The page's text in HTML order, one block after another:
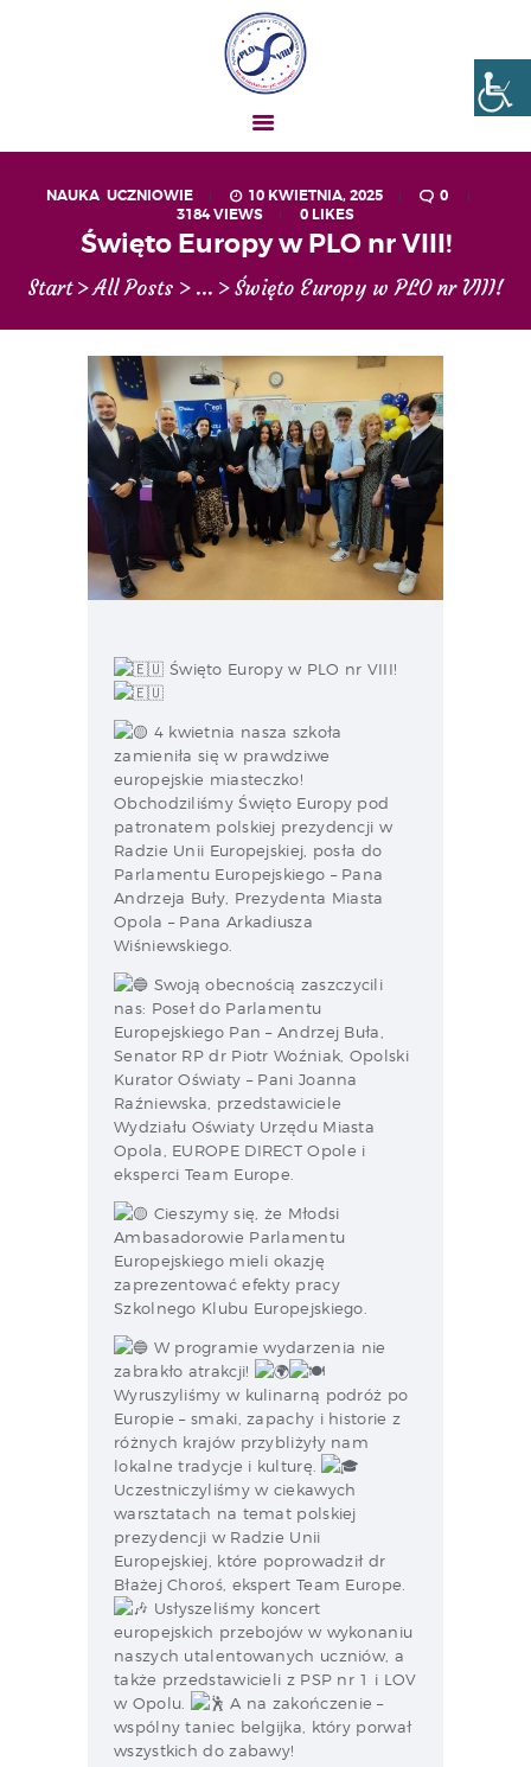
NAUKA, UCZNIOWIE 10 KWIETNIA, 2025
0
3184VIEWS 0 LIKES
Święto Europy w PLO nr VIII!
Start All Posts ... Święto Europy w PLO nr VIII!
Liceum nr VIII Opole
AKTUALNOŚCI
OGŁOSZENIA
UCZEŃ – RODZIC
O NAS
MATURA
REKRUTACJA
PROJEKTY
GALERIA ZDJĘĆ
KONTAKT
Święto Europy w PLO nr VIII!
4 kwietnia nasza szkoła
zamieniła się w prawdziwe
europejskie miasteczko!
Obchodziliśmy Święto Europy pod
patronatem polskiej prezydencji w
Radzie Unii Europejskiej, posła do
Parlamentu Europejskiego – Pana
Andrzeja Buły, Prezydenta Miasta
Opola – Pana Arkadiusza
Wiśniewskiego.
Swoją obecnością zaszczycili
nas: Poseł do Parlamentu
Europejskiego Pan – Andrzej Buła,
Senator RP dr Piotr Woźniak, Opolski
Kurator Oświaty – Pani Joanna
Raźniewska, przedstawiciele
Wydziału Oświaty Urzędu Miasta
Opola, EUROPE DIRECT Opole i
eksperci Team Europe.
Cieszymy się, że Młodsi
Ambasadorowie Parlamentu
Europejskiego mieli okazję
zaprezentować efekty pracy
Szkolnego Klubu Europejskiego.
W programie wydarzenia nie
zabrakło atrakcji!
Wyruszyliśmy w kulinarną podróż po
Europie – smaki, zapachy i historie z
różnych krajów przybliżyły nam
lokalne tradycje i kulturę.
Uczestniczyliśmy w ciekawych
warsztatach na temat polskiej
prezydencji w Radzie Unii
Europejskiej, które poprowadził dr
Błażej Choroś, ekspert Team Europe.
Usłyszeliśmy koncert
europejskich przebojów w wykonaniu
naszych utalentowanych uczniów, a
także przedstawicieli z PSP nr 1 i LOV
w Opolu.
A na zakończenie –
wspólny taniec belgijka, który porwał
wszystkich do zabawy!